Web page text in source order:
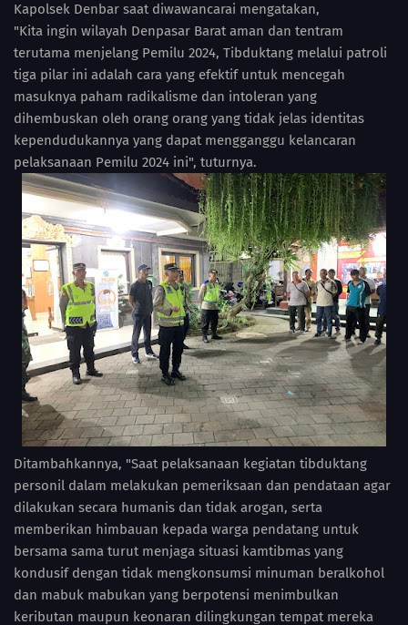
Kapolsek Denbar saat diwawancarai mengatakan,
"Kita ingin wilayah Denpasar Barat aman dan tentram
terutama menjelang Pemilu 2024, Tibduktang melalui patroli
tiga pilar ini adalah cara yang efektif untuk mencegah
masuknya paham radikalisme dan intoleran yang
dihembuskan oleh orang orang yang tidak jelas identitas
kependudukannya yang dapat mengganggu kelancaran
pelaksanaan Pemilu 2024 ini", tuturnya.
Ditambahkannya, "Saat pelaksanaan kegiatan tibduktang
personil dalam melakukan pemeriksaan dan pendataan agar
dilakukan secara humanis dan tidak arogan, serta
memberikan himbauan kepada warga pendatang untuk
bersama sama turut menjaga situasi kamtibmas yang
kondusif dengan tidak mengkonsumsi minuman beralkohol
dan mabuk mabukan yang berpotensi menimbulkan
keributan maupun keonaran dilingkungan tempat mereka